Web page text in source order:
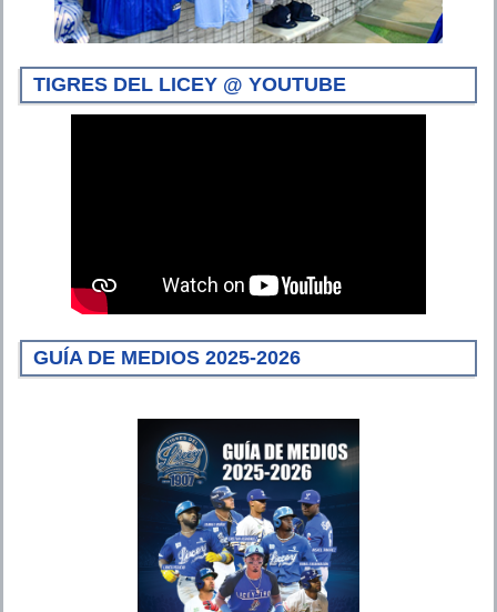
TIGRES DEL LICEY @ YOUTUBE
GUÍA DE MEDIOS 2025-2026